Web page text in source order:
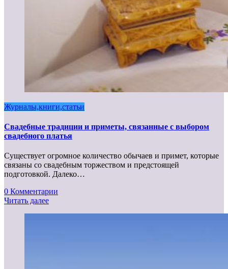
Журналы,книги,статьи
Свадебные традиции и приметы, связанные с выбором
свадебного платья
Существует огромное количество обычаев и примет, которые
связаны со свадебным торжеством и предстоящей
подготовкой. Далеко…
0 Комментарии
Читать далее